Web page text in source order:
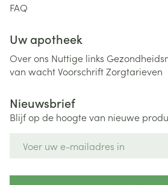
FAQ
Uw apotheek
Over ons Nuttige links
van wachtVoorschriftZorgtarieven
Nieuwsbrief
Blijf op de hoogte van nieuwe